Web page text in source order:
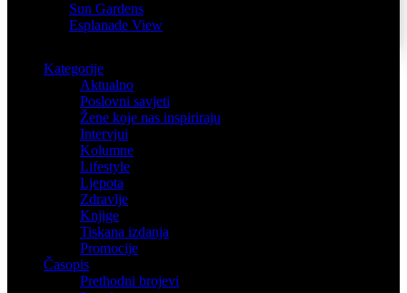
Sun Gardens
Esplanade View
Kategorije
Aktualno
Poslovni savjeti
Žene koje nas inspiriraju
Intervjui
Kolumne
Lifestyle
Ljepota
Zdravlje
Knjige
Tiskana izdanja
Promocije
Časopis
Prethodni brojevi